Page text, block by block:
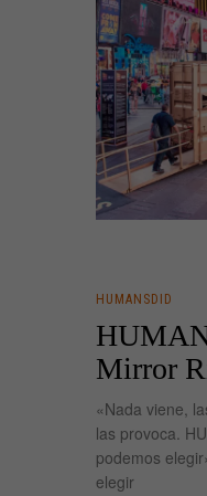
HUMANSDID
Mirror
«Nada viene,
las provoca.
podemos
elegir